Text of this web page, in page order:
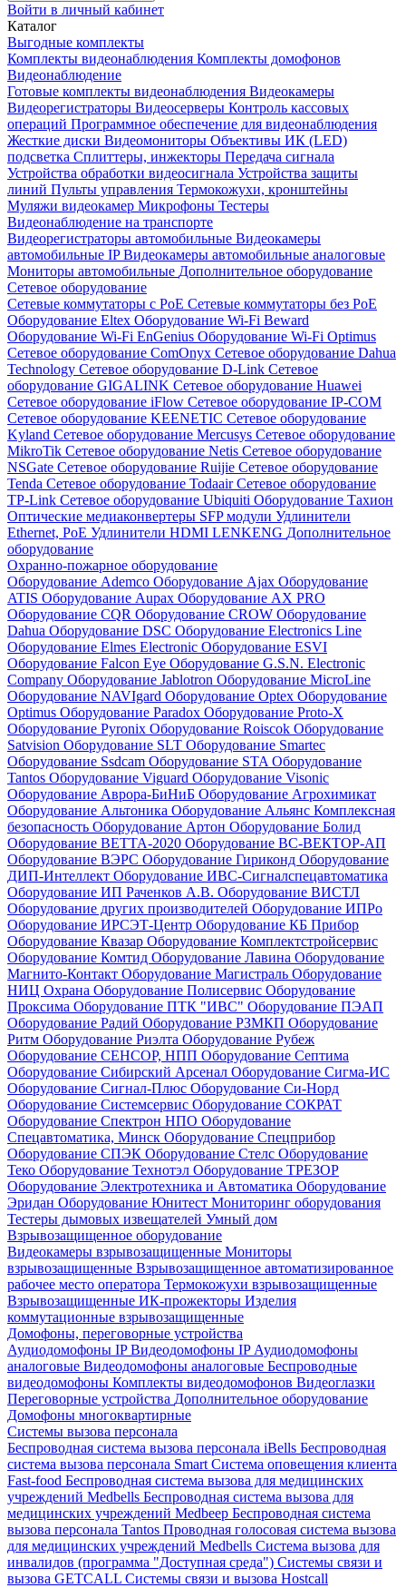
Войти в личный кабинет
Каталог
Выгодные комплекты
Комплекты видеонаблюдения Комплекты домофонов
Видеонаблюдение
Готовые комплекты видеонаблюдения Видеокамеры
Видеорегистраторы Видеосерверы Контроль кассовых
операций Программное обеспечение для видеонаблюдения
Жесткие диски Видеомониторы Объективы ИК (LED)
подсветка Сплиттеры, инжекторы Передача сигнала
Устройства обработки видеосигнала Устройства защиты
линий Пульты управления Термокожухи, кронштейны
Муляжи видеокамер Микрофоны Тестеры
Видеонаблюдение на транспорте
Видеорегистраторы автомобильные Видеокамеры
автомобильные IPВидеокамеры автомобильные аналоговые
Мониторы автомобильные Дополнительное оборудование
Сетевое оборудование
Сетевые коммутаторы с РоЕ Сетевые коммутаторы без РоЕ
Оборудование Eltex Оборудование Wi-Fi Beward
Оборудование Wi-Fi EnGenius Оборудование Wi-Fi Optimus
Сетевое оборудование ComOnyx Сетевое оборудование Dahua
Technology Сетевое оборудование D-Link Сетевое
оборудование GIGALINK Сетевое оборудование Huawei
Сетевое оборудование iFlow Сетевое оборудование IP-COM
Сетевое оборудование KEENETIC Сетевое оборудование
Kyland Сетевое оборудование Mercusys Сетевое оборудование
MikroTik Сетевое оборудование Netis Сетевое оборудование
NSGate Сетевое оборудование Ruijie Сетевое оборудование
Tenda Сетевое оборудование TodaairСетевое оборудование
TP-Link Сетевое оборудование Ubiquiti Оборудование Тахион
Оптические медиаконвертеры SFP модули Удлинители
Ethernet, PoE Удлинители HDMI LENKENG Дополнительное
оборудование
Охранно-пожарное оборудование
Оборудование Ademco Оборудование Ajax Оборудование
ATIS Оборудование Aupax Оборудование AX PRO
Оборудование CQR Оборудование CROW Оборудование
Dahua Оборудование DSC Оборудование Electronics Line
Оборудование Elmes Electronic Оборудование ESVI
Оборудование Falcon Eye Оборудование G.S.N. Electronic
Company Оборудование Jablotron Оборудование MicroLine
Оборудование NAVIgard Оборудование Optex Оборудование
Optimus Оборудование Paradox Оборудование Proto-X
Оборудование Pyronix Оборудование Roiscok Оборудование
Satvision Оборудование SLT Оборудование Smartec
Оборудование Ssdcam Оборудование STA Оборудование
Tantos Оборудование Viguard Оборудование Visonic
Оборудование Аврора-БиНиБ Оборудование Агрохимикат
Оборудование Альтоника Оборудование Альянс Комплексная
безопасность Оборудование Артон Оборудование Болид
Оборудование ВЕТТА-2020 Оборудование ВС-ВЕКТОР-АП
Оборудование ВЭРС Оборудование Гириконд Оборудование
ДИП-Интеллект Оборудование ИВС-Сигналспецавтоматика
Оборудование ИП Раченков А.В. Оборудование ВИСТЛ
Оборудование других производителей Оборудование ИПРо
Оборудование ИРСЭТ-Центр Оборудование КБ Прибор
Оборудование Квазар Оборудование Комплектстройсервис
Оборудование Комтид Оборудование Лавина Оборудование
Магнито-Контакт Оборудование Магистраль Оборудование
НИЦ Охрана Оборудование Полисервис Оборудование
Проксима Оборудование ПТК "ИВС" Оборудование ПЭАП
Оборудование Радий Оборудование РЗМКП Оборудование
Ритм Оборудование Риэлта Оборудование Рубеж
Оборудование СЕНСОР, НПП Оборудование Септима
Оборудование Сибирский Арсенал Оборудование Сигма-ИС
Оборудование Сигнал-Плюс Оборудование Си-Норд
Оборудование Системсервис Оборудование СОКРАТ
Оборудование Спектрон НПО Оборудование
Спецавтоматика, Минск Оборудование Спецприбор
Оборудование СПЭК Оборудование Стелс Оборудование
Теко Оборудование Технотэл Оборудование ТРЕЗОР
Оборудование Электротехника и Автоматика Оборудование
Эридан Оборудование Юнитест Мониторинг оборудования
Тестеры дымовых извещателей Умный дом
Взрывозащищенное оборудование
Видеокамеры взрывозащищенные Мониторы
взрывозащищенные Взрывозащищенное автоматизированное
рабочее место оператора Термокожухи взрывозащищенные
Взрывозащищенные ИК-прожекторы Изделия
коммутационные взрывозащищенные
Домофоны, переговорные устройства
Аудиодомофоны IPВидеодомофоны IP Аудиодомофоны
аналоговые Видеодомофоны аналоговые Беспроводные
видеодомофоны Комплекты видеодомофонов Видеоглазки
Переговорные устройства Дополнительное оборудование
Домофоны многоквартирные
Системы вызова персонала
Беспроводная система вызова персонала iBells Беспроводная
система вызова персонала Smart Система оповещения клиента
Fast-food Беспроводная система вызова для медицинских
учреждений Medbells Беспроводная система вызова для
медицинских учреждений Medbeep Беспроводная система
вызова персонала Tantos Проводная голосовая система вызова
для медицинских учреждений Medbells Система вызова для
инвалидов (программа "Доступная среда") Системы связи и
вызова GETCALL Системы связи и вызова Hostcall